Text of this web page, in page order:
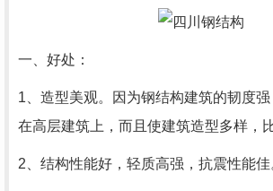
一、好处：
1、造型美观。因为钢结构建筑的韧度
在高层建筑上，而且使建筑造型多样，
2、结构性能好，轻质高强，抗震性能佳